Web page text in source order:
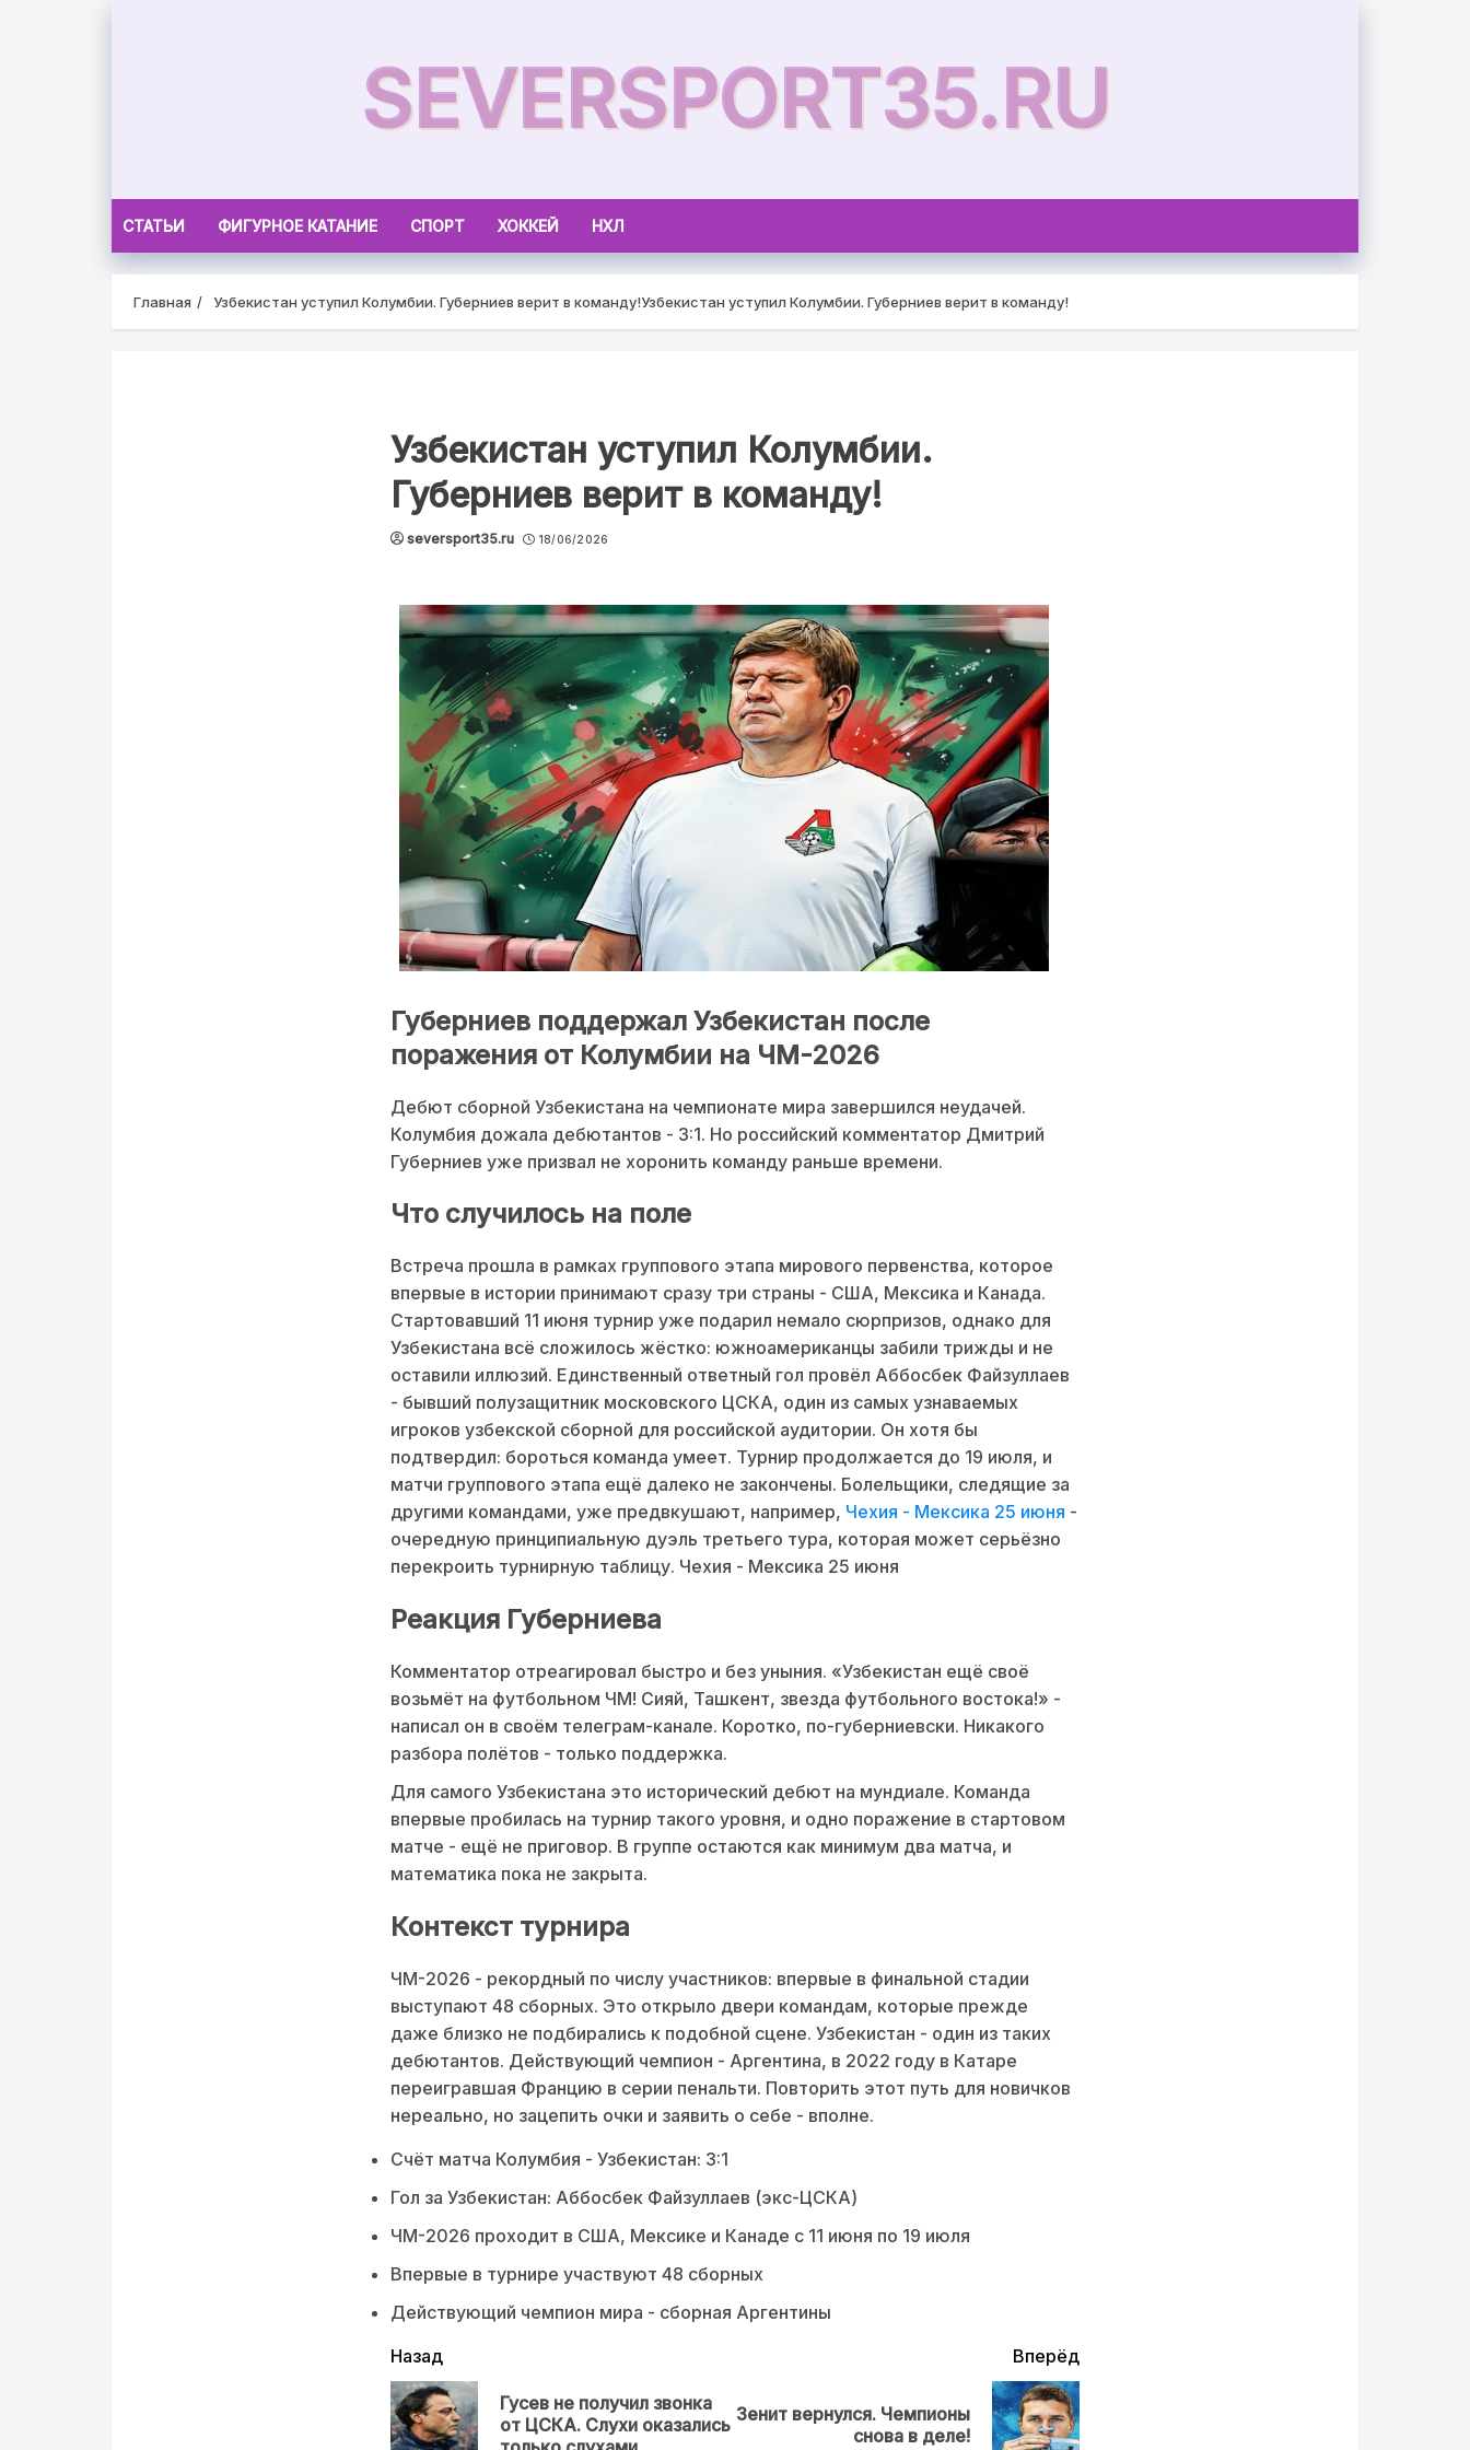
SEVERSPORT35.RU
СТАТЬИ ФИГУРНОЕ КАТАНИЕ СПОРТ ХОККЕЙ НХЛ
Главная Узбекистан уступил Колумбии. Губерниев верит в команду!Узбекистан уступил Колумбии. Губерниев верит в команду!
Узбекистан уступил Колумбии.
Губерниев верит в команду!
seversport35.ru 18/06/2026
Губерниев поддержал Узбекистан после
поражения от Колумбии на ЧМ-2026
Дебют сборной Узбекистана на чемпионате мира завершился неудачей.
Колумбия дожала дебютантов - 3:1. Но российский комментатор Дмитрий
Губерниев уже призвал не хоронить команду раньше времени.
Что случилось на поле
Встреча прошла в рамках группового этапа мирового первенства, которое
впервые в истории принимают сразу три страны - США, Мексика и Канада.
Стартовавший 11 июня турнир уже подарил немало сюрпризов, однако для
Узбекистана всё сложилось жёстко: южноамериканцы забили трижды и не
оставили иллюзий. Единственный ответный гол провёл Аббосбек Файзуллаев
- бывший полузащитник московского ЦСКА, один из самых узнаваемых
игроков узбекской сборной для российской аудитории. Он хотя бы
подтвердил: бороться команда умеет. Турнир продолжается до 19 июля, и
матчи группового этапа ещё далеко не закончены. Болельщики, следящие за
другими командами, уже предвкушают, например, Чехия - Мексика 25 июня -
очередную принципиальную дуэль третьего тура, которая может серьёзно
перекроить турнирную таблицу. Чехия - Мексика 25 июня
Реакция Губерниева
Комментатор отреагировал быстро и без уныния. «Узбекистан ещё своё
возьмёт на футбольном ЧМ! Сияй, Ташкент, звезда футбольного востока!» -
написал он в своём телеграм-канале. Коротко, по-губерниевски. Никакого
разбора полётов - только поддержка.
Для самого Узбекистана это исторический дебют на мундиале. Команда
впервые пробилась на турнир такого уровня, и одно поражение в стартовом
матче - ещё не приговор. В группе остаются как минимум два матча, и
математика пока не закрыта.
Контекст турнира
ЧМ-2026 - рекордный по числу участников: впервые в финальной стадии
выступают 48 сборных. Это открыло двери командам, которые прежде
даже близко не подбирались к подобной сцене. Узбекистан - один из таких
дебютантов. Действующий чемпион - Аргентина, в 2022 году в Катаре
переигравшая Францию в серии пенальти. Повторить этот путь для новичков
нереально, но зацепить очки и заявить о себе - вполне.
Счёт матча Колумбия - Узбекистан: 3:1
Гол за Узбекистан: Аббосбек Файзуллаев (экс-ЦСКА)
ЧМ-2026 проходит в США, Мексике и Канаде с 11 июня по 19 июля
Впервые в турнире участвуют 48 сборных
Действующий чемпион мира - сборная Аргентины
читать
еще
Назад
Предыдущая
Гусев не получил звонка
от ЦСКА. Слухи оказались
Вперёд
Next
Зенит вернулся. Чемпионы
снова в деле!